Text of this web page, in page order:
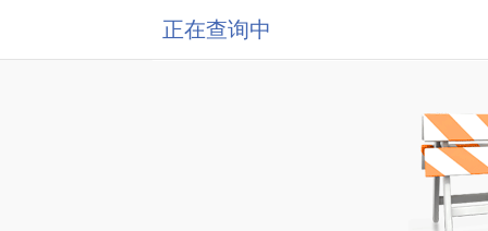
正在查询中